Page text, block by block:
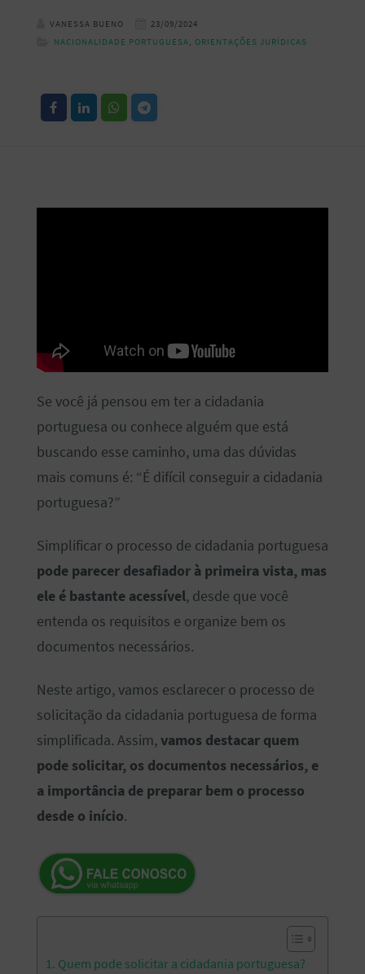
VANESSA BUENO
23/09/2024
NACIONALIDADE PORTUGUESA, ORIENTAÇÕES JURÍDICAS
Se você já pensou em ter a cidadania
portuguesa ou conhece alguém que está
buscando esse caminho, uma das dúvidas
mais comuns é: “É difícil conseguir a cidadania
portuguesa?”
Simplificar o processo de cidadania portuguesa
pode parecer desafiador à primeira vista, mas
ele é bastante acessível, desde que você
entenda os requisitos e organize bem os
documentos necessários.
Neste artigo, vamos esclarecer o processo de
solicitação da cidadania portuguesa de forma
simplificada. Assim,vamos destacar quem
pode solicitar, os documentos necessários, e
a importância de preparar bem o processo
desde o início.
1. Quem pode solicitar a cidadania portuguesa?